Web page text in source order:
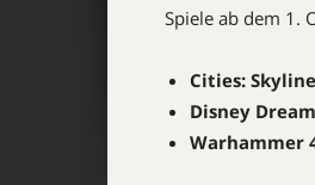
Spiele ab dem 1.
Cities:
Disney
Warhammer